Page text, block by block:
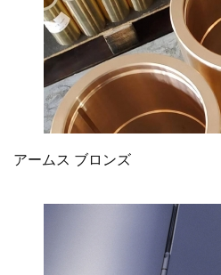
アームス ブロンズ